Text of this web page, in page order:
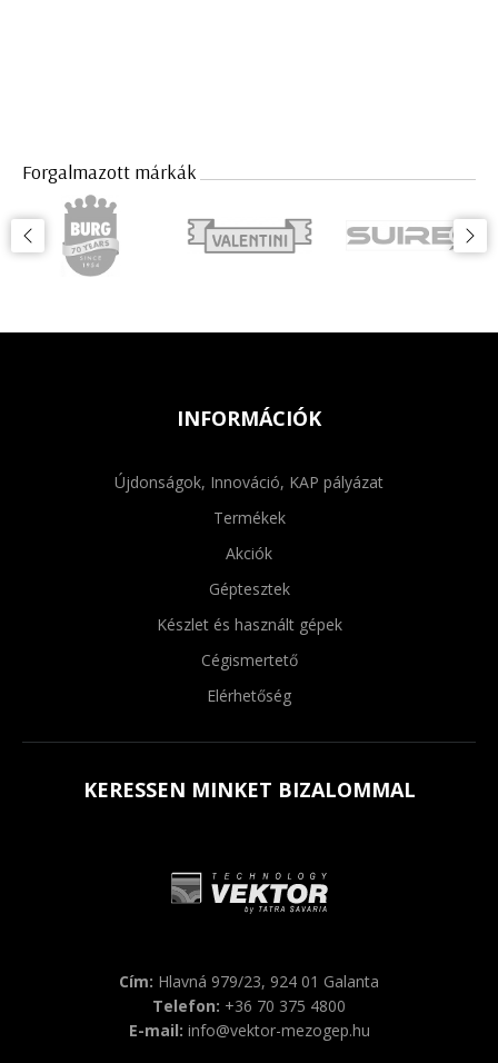
Forgalmazott márkák
INFORMÁCIÓK
Újdonságok, Innováció, KAP pályázat
Termékek
Akciók
Géptesztek
Készlet és használt gépek
Cégismertető
Elérhetőség
KERESSEN MINKET BIZALOMMAL
Cím: Hlavná 979/23, 924 01 Galanta
Telefon: +36 70 375 4800
E-mail: info@vektor-mezogep.hu